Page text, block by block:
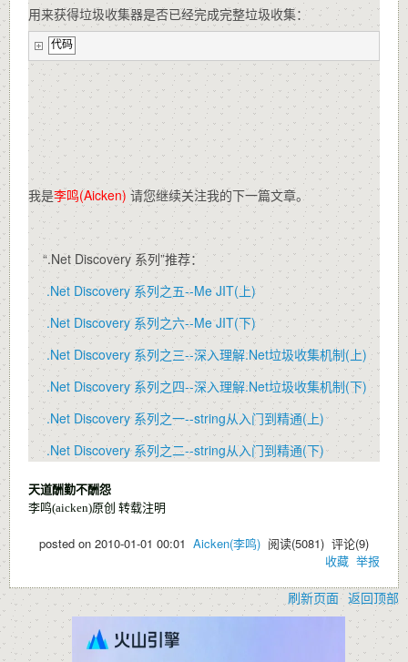
用来获得垃圾收集器是否已经完成完整垃圾收集：
代码
我是李鸣(Aicken)请您继续关注我的下一篇文章。
“.Net Discovery 系列”推荐：
.Net Discovery 系列之五--Me JIT(上)
.Net Discovery 系列之六--Me JIT(下)
.Net Discovery 系列之三--深入理解.Net垃圾收集机制(上)
.Net Discovery 系列之四--深入理解.Net垃圾收集机制(下)
.Net Discovery 系列之一--string从入门到精通(上)
.Net Discovery 系列之二--string从入门到精通(下)
天道酬勤不酬怨
李鸣(aicken)原创 转载注明
posted on 2010-01-01 00:01 Aicken(李鸣) 阅读(5081) 评论(9)
收藏 举报
刷新页面 返回顶部